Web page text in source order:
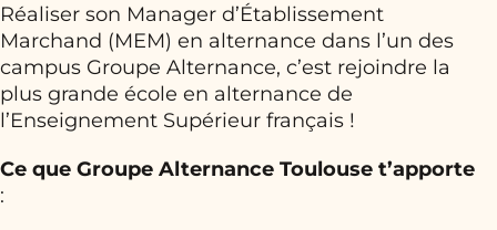
Réaliser son Manager d’Établissement
Marchand (MEM) en alternance dans l’un des
campus Groupe Alternance, c’est rejoindre la
plus grande école en alternance de
l’Enseignement Supérieur français !
Ce que Groupe Alternance Toulouse t’apporte
: